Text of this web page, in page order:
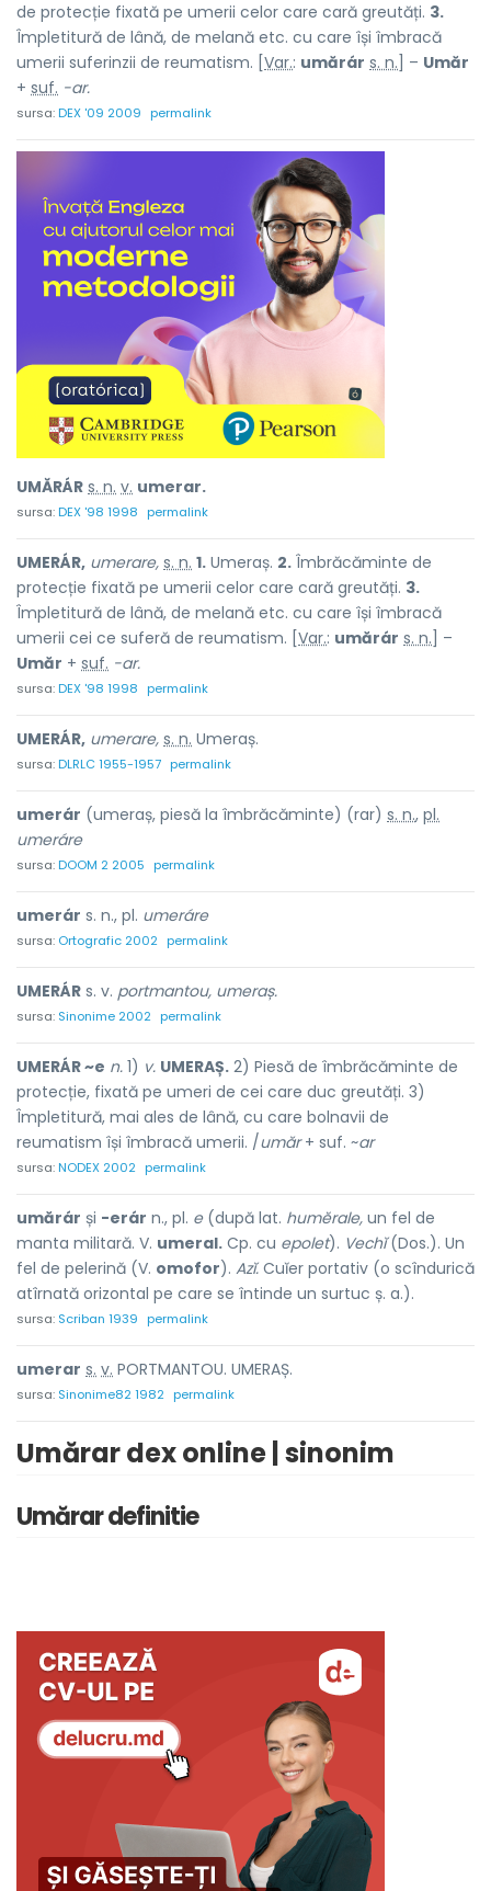
de protecție fixată pe umerii celor care cară greutăți. 3.
Împletitură de lână, de melană etc. cu care își îmbracă
umerii suferinzii de reumatism. [ Var.: umărár s. n. ] – Umăr
+ suf. -ar.
sursa:DEX '09 2009 permalink
UMĂRÁR s. n. v. umerar.
sursa:DEX '98 1998 permalink
UMERÁR, umerare, s. n. 1. Umeraș. 2. Îmbrăcăminte de
protecție fixată pe umerii celor care cară greutăți. 3.
Împletitură de lână, de melană etc. cu care își îmbracă
umerii cei ce suferă de reumatism. [ Var.: umărár s. n. ] –
Umăr + suf. -ar.
sursa:DEX '98 1998 permalink
UMERÁR, umerare, s. n. Umeraș.
sursa:DLRLC 1955-1957 permalink
umerár (umeraș, piesă la îmbrăcăminte) (rar) s. n., pl.
umeráre
sursa:DOOM 2 2005 permalink
umerár s. n., pl. umeráre
sursa: Ortografic 2002 permalink
UMERÁR s. v. portmantou, umeraș.
sursa: Sinonime 2002 permalink
UMERÁR ~e n. 1) v. UMERAȘ. 2) Piesă de îmbrăcăminte de
protecție, fixată pe umeri de cei care duc greutăți. 3)
Împletitură, mai ales de lână, cu care bolnavii de
reumatism își îmbracă umerii. /umăr+ suf. ~ar
sursa:NODEX 2002 permalink
umărár și -erár n., pl. e(după lat. humĕrale, un fel de
manta militară. V. umeral. Cp. cu epolet). Vechĭ(Dos.). Un
fel de pelerină (V. omofor). Azĭ. Cuĭer portativ (o scîndurică
atîrnată orizontal pe care se întinde un surtuc ș. a.).
sursa: Scriban 1939 permalink
umerar s. v. PORTMANTOU. UMERAȘ.
sursa: Sinonime82 1982 permalink
Umărar dex online | sinonim
Umărar definitie